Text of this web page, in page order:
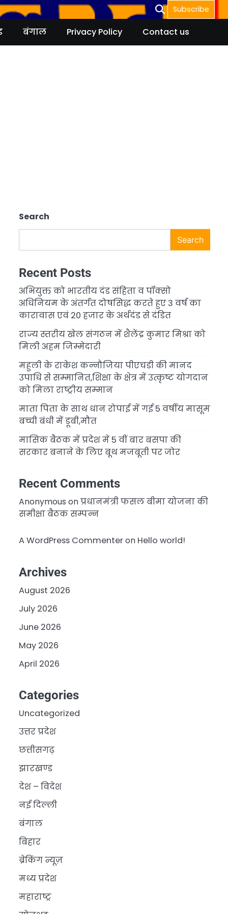
Subscribe
बंगाल Privacy Policy Contact us
Search
Search
Recent Posts
अभियुक्त को भारतीय दंड संहिता व पॉक्सो
अधिनियम के अंतर्गत दोषसिद्ध करते हुए 3 वर्ष का
कारावास एवं 20 हजार के अर्थदंड से दंडित
राज्य स्तरीय खेल संगठन में शैलेंद्र कुमार मिश्रा को
मिली अहम जिम्मेदारी
महुली के राकेश कन्नौजिया पीएचडी की मानद
उपाधि से सम्मानित,शिक्षा के क्षेत्र में उत्कृष्ट योगदान
को मिला राष्ट्रीय सम्मान
माता पिता के साथ धान रोपाई में गई 5 वर्षीय मासूम
बच्ची बंधी में डूबी,मौत
मासिक बैठक में प्रदेश में 5 वीं बार बसपा की
सरकार बनाने के लिए बूथ मजबूती पर जोर
Recent Comments
Anonymous onप्रधानमंत्री फसल बीमा योजना की
समीक्षा बैठक सम्पन्न
A WordPress Commenteron Hello world!
Archives
August 2026
July 2026
June 2026
May 2026
April 2026
Categories
Uncategorized
उत्तर प्रदेश
छत्तीसगढ़
झारखण्ड
देश – विदेश
नई दिल्ली
बंगाल
बिहार
ब्रेकिंग न्यूज़
मध्य प्रदेश
महाराष्ट्र